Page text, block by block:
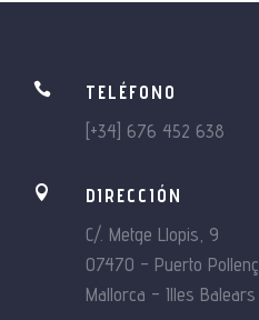

TELÉFONO
[+34] 676 452 638

DIRECCIÓN
C/. Metge Llopis, 9
07470 – Puerto
Mallorca – Illes Balears